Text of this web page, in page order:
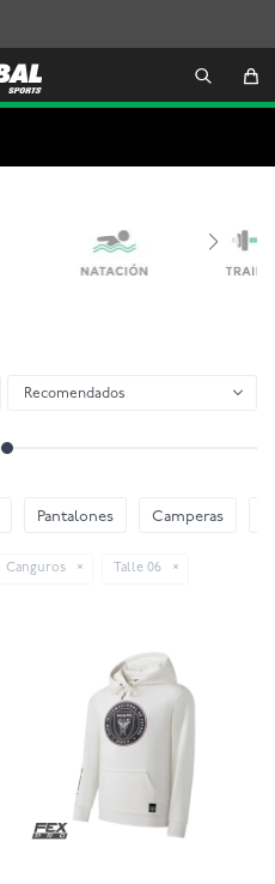
Recomendados
Pantalones Camperas
Canguros Talle 06